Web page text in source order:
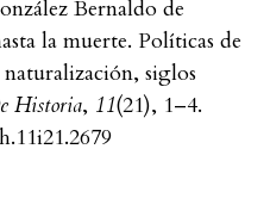
Bernaldo de
la muerte. Políticas de
siglos
Historia, 11(21), 1–4.